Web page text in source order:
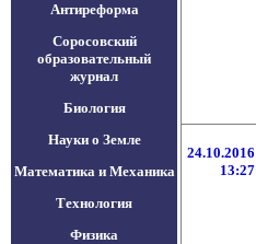
Антиреформа
Соросовский
образовательный
журнал
Биология
Науки о Земле
Математика и Механика
Технология
Физика
24.10.2016
13:27